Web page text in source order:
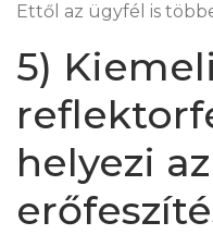
Ettől az ügyfél is
5)
helyezi